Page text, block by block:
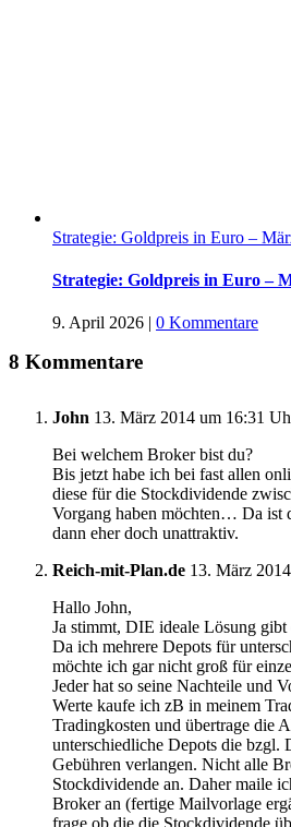
Strategie: Goldpreis in Euro –
Strategie: Goldpreis in Euro –
9. April 2026 | 0 Kommentare
8 Kommentare
John 13. März 2014 um 16:31
Bei welchem Broker bist du?
Bis jetzt habe ich bei fast allen
diese für die Stockdividende
Vorgang haben möchten… Da ist
dann eher doch unattraktiv.
Reich-mit-Plan.de 13. März
Hallo John,
Ja stimmt, DIE ideale Lösung gibt
Da ich mehrere Depots für
möchte ich gar nicht groß für
Jeder hat so seine Nachteile und
Werte kaufe ich zB in meinem
Tradingkosten und übertrage die
unterschiedliche Depots die bzgl.
Gebühren verlangen. Nicht alle
Stockdividende an. Daher maile
Broker an (fertige Mailvorlage